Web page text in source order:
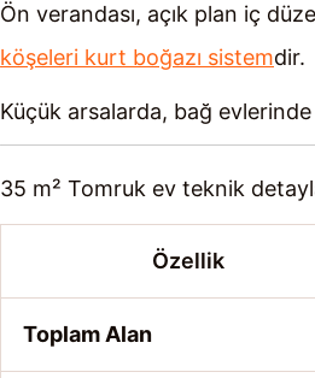
Ön verandası, açık plan iç
köşeleri kurt boğazı sistemdir.
Küçük arsalarda, bağ
35 m² Tomruk ev teknik
Özellik
Toplam Alan